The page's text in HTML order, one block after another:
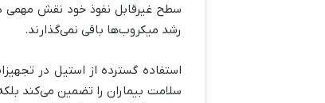
سطح غیرقابل نفوذ خود نقش مهمی
رشد میکروب‌ها باقی نمی‌گذارند.
استفاده گسترده از استیل در
سلامت بیماران را تضمین می‌کند